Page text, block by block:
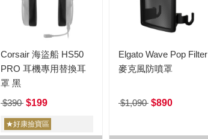
Corsair 海盜船 HS50
PRO 耳機專用替換耳
罩 黑
$390 $199
★好康撿寶區
Elgato Wave Pop Filter
麥克風防噴罩
$1,090 $890